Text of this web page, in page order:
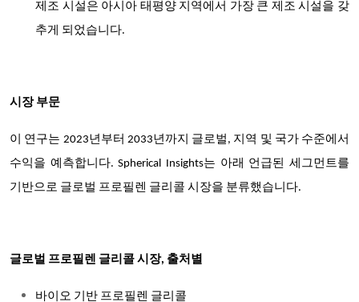
제조 시설은 아시아 태평양 지역에서 가장 큰 제조 시설을 갖
추게 되었습니다.
시장 부문
이 연구는 2023년부터 2033년까지 글로벌, 지역 및 국가 수준에서
수익을 예측합니다. Spherical Insights는 아래 언급된 세그먼트를
기반으로 글로벌 프로필렌 글리콜 시장을 분류했습니다.
글로벌 프로필렌 글리콜 시장, 출처별
바이오 기반 프로필렌 글리콜